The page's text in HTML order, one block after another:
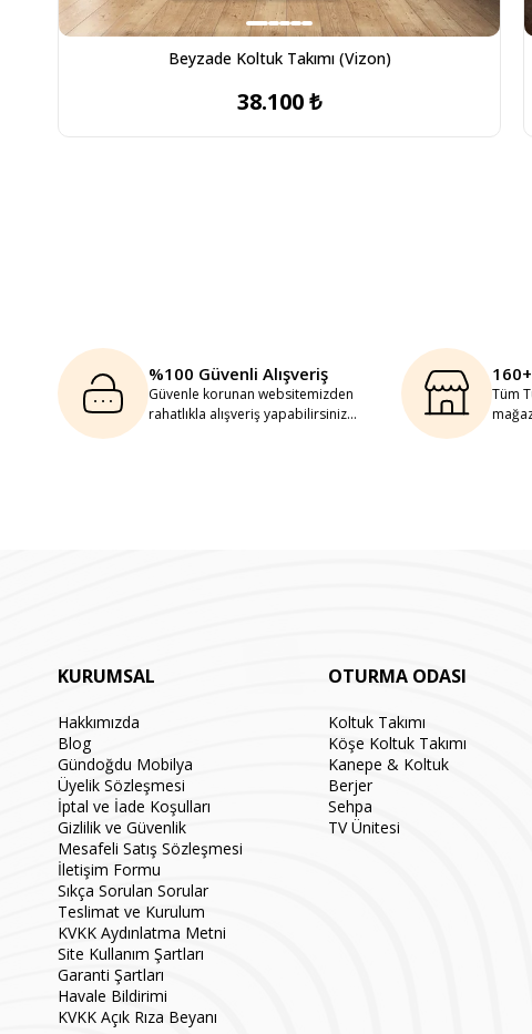
Beyzade Koltuk Takımı (Vizon)
38.100 ₺
%100 Güvenli Alışveriş
Güvenle korunan websitemizden
rahatlıkla alışveriş yapabilirsiniz...
Tüm
KURUMSAL
Hakkımızda
Blog
Gündoğdu Mobilya
Üyelik Sözleşmesi
İptal ve İade Koşulları
Gizlilik ve Güvenlik
Mesafeli Satış Sözleşmesi
İletişim Formu
Sıkça Sorulan Sorular
Teslimat ve Kurulum
KVKK Aydınlatma Metni
Site Kullanım Şartları
Garanti Şartları
Havale Bildirimi
KVKK Açık Rıza Beyanı
OTURMA ODASI
Koltuk Takımı
Köşe Koltuk Takımı
Kanepe & Koltuk
Berjer
Sehpa
TV Ünitesi